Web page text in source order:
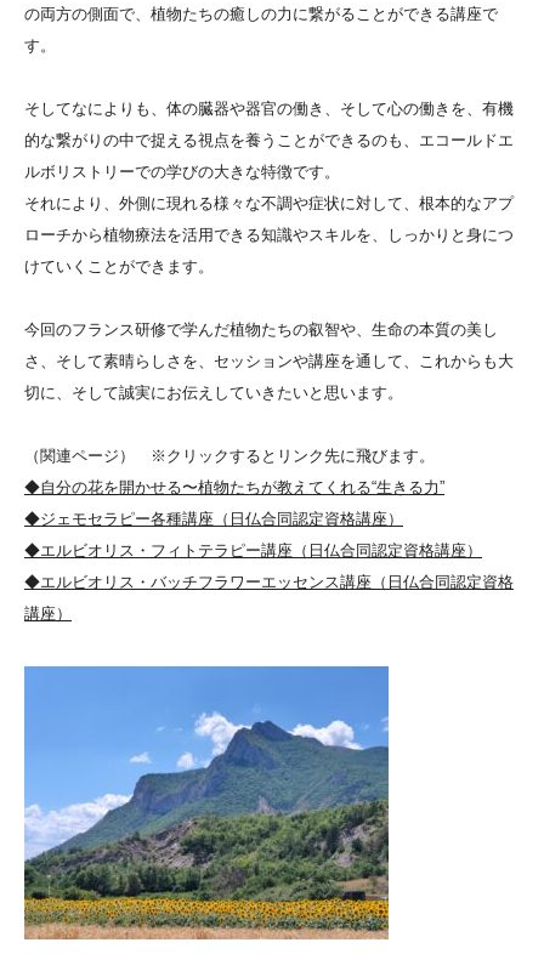
の両方の側面で、植物たちの癒しの力に繋がることができる講座で
す。
そしてなによりも、体の臓器や器官の働き、そして心の働きを、有機
的な繋がりの中で捉える視点を養うことができるのも、エコールドエ
ルボリストリーでの学びの大きな特徴です。
それにより、外側に現れる様々な不調や症状に対して、根本的なアプ
ローチから植物療法を活用できる知識やスキルを、しっかりと身につ
けていくことができます。
今回のフランス研修で学んだ植物たちの叡智や、生命の本質の美し
さ、そして素晴らしさを、セッションや講座を通して、これからも大
切に、そして誠実にお伝えしていきたいと思います。
（関連ページ） ※クリックするとリンク先に飛びます。
◆自分の花を開かせる〜植物たちが教えてくれる“生きる力”
◆ジェモセラピー各種講座（日仏合同認定資格講座）
◆エルビオリス・フィトテラピー講座（日仏合同認定資格講座）
◆エルビオリス・バッチフラワーエッセンス講座（日仏合同認定資格
講座）